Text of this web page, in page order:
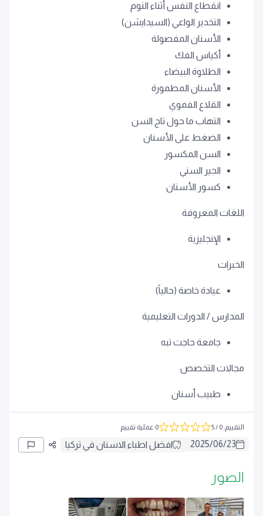
انقطاع النفس أثناء النوم
التخدير الواعي (السيدايشن)
الأسنان المفصولة
أكياس الفك
الطلاوة البيضاء
الأسنان المطمورة
القلاع الفموي
التهاب ما حول تاج السن
الضغط على الأسنان
السن المكسور
الجير السني
كسور الأسنان
اللغات المعروفة
الإنجليزية
الخبرات
عيادة خاصة (حالياً)
المدارس / الدورات التعليمية
جامعة حاجت تبه
مجالات التخصص
طبيب أسنان
التقييم:
0
/ 5 0 عملية تقييم
2025/06/23 افضل اطباء الاسنان في تركيا
الصور